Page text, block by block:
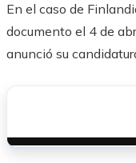
En el caso de
documento el 4 de
anunció su